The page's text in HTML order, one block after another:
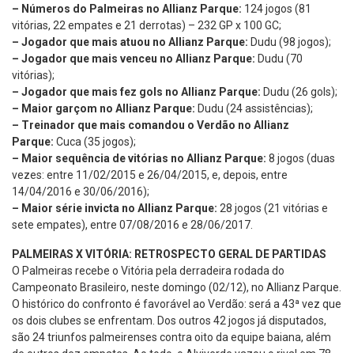
– Números do Palmeiras no Allianz Parque: 124 jogos (81
vitórias, 22 empates e 21 derrotas) – 232 GP x 100 GC;
– Jogador que mais atuou no Allianz Parque: Dudu (98 jogos);
– Jogador que mais venceu no Allianz Parque: Dudu (70
vitórias);
– Jogador que mais fez gols no Allianz Parque: Dudu (26 gols);
– Maior garçom no Allianz Parque: Dudu (24 assistências);
– Treinador que mais comandou o Verdão no Allianz
Parque: Cuca (35 jogos);
– Maior sequência de vitórias no Allianz Parque: 8 jogos (duas
vezes: entre 11/02/2015 e 26/04/2015, e, depois, entre
14/04/2016 e 30/06/2016);
– Maior série invicta no Allianz Parque: 28 jogos (21 vitórias e
sete empates), entre 07/08/2016 e 28/06/2017.
PALMEIRAS X VITÓRIA: RETROSPECTO GERAL DE PARTIDAS
O Palmeiras recebe o Vitória pela derradeira rodada do
Campeonato Brasileiro, neste domingo (02/12), no Allianz Parque.
O histórico do confronto é favorável ao Verdão: será a 43ª vez que
os dois clubes se enfrentam. Dos outros 42 jogos já disputados,
são 24 triunfos palmeirenses contra oito da equipe baiana, além